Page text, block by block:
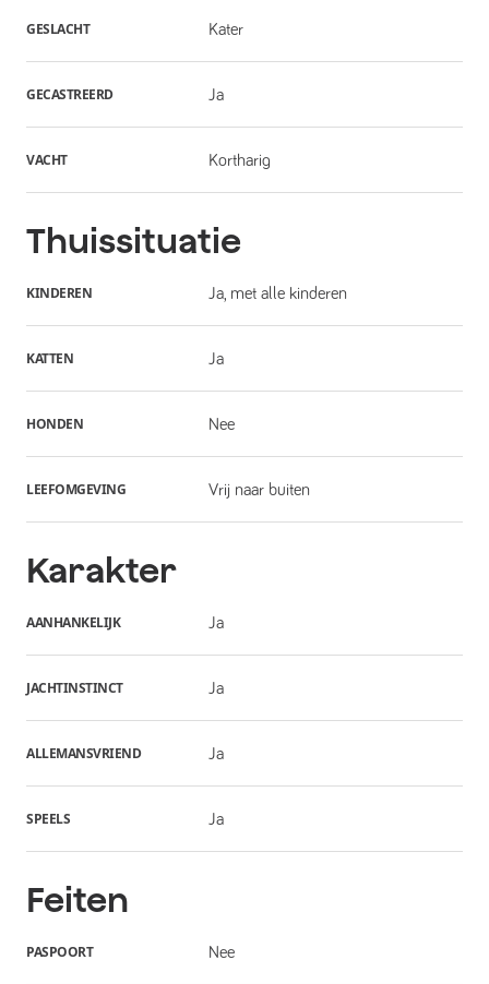
GESLACHT Kater
GECASTREERD Ja
VACHT Kortharig
Thuissituatie
KINDEREN Ja, met alle kinderen
KATTEN Ja
HONDEN Nee
LEEFOMGEVING Vrij naar buiten
Karakter
AANHANKELIJK Ja
JACHTINSTINCT Ja
ALLEMANSVRIEND Ja
SPEELS Ja
Feiten
PASPOORT Nee